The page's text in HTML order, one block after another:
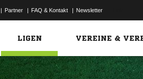
| Partner | FAQ & Kontakt | Newsletter
LIGEN VEREINE &